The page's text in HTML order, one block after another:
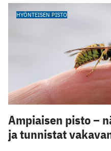
HYÖNTEISEN PISTO
Ampiaisen pisto –
ja tunnistat